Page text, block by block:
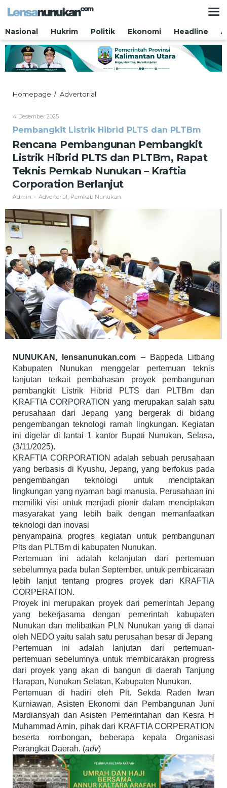
Nasional
Hukrim Politik Ekonomi Headline
Homepage / Advertorial
Hibrid
dan
PLTBm,
Rapat
Teknis
Pemkab
Nunukan
Kraftia
Berlanjut
4 Desember 2025Oleh
Pembangkit Listrik Hibrid PLTS dan PLTBm
Rencana Pembangunan Pembangkit
Listrik Hibrid PLTS dan PLTBm, Rapat
Teknis Pemkab Nunukan – Kraftia
Corporation Berlanjut
Admin - Advertorial Pemkab Nunukan
NUNUKAN, lensanunukan.com – Bappeda Litbang
Kabupaten Nunukan menggelar pertemuan teknis
lanjutan terkait pembahasan proyek pembangunan
pembangkit Listrik Hibrid PLTS dan PLTBm dan
KRAFTIA CORPORATION yang merupakan salah satu
perusahaan dari Jepang yang bergerak di bidang
pengembangan teknologi ramah lingkungan. Kegiatan
ini digelar di lantai 1 kantor Bupati Nunukan, Selasa,
(3/11/2025).
KRAFTIA CORPORATION adalah sebuah perusahaan
yang berbasis di Kyushu, Jepang, yang berfokus pada
pengembangan teknologi untuk menciptakan
lingkungan yang nyaman bagi manusia. Perusahaan ini
memiliki visi untuk menjadi pionir dalam menciptakan
masyarakat yang lebih baik dengan memanfaatkan
teknologi dan inovasi
penyampaina progres kegiatan untuk pembangunan
Plts dan PLTBm di kabupaten Nunukan.
Pertemuan ini adalah kelanjutan dari pertemuan
sebelumnya pada bulan September, untuk pembicaraan
lebih lanjut tentang progres proyek dari KRAFTIA
CORPERATION.
Proyek ini merupakan proyek dari pemerintah Jepang
yang bekerjasama dengan pemerintah kabupaten
Nunukan dan melibatkan PLN Nunukan yang di danai
oleh NEDO yaitu salah satu perusahan besar di Jepang
Pertemuan ini adalah lanjutan dari pertemuan-
pertemuan sebelumnya untuk membicarakan progress
dari proyek yang akan di bangun di daerah Tanjung
Harapan, Nunukan Selatan, Kabupaten Nunukan.
Pertemuan di hadiri oleh Plt. Sekda Raden Iwan
Kurniawan, Asisten Ekonomi dan Pembangunan Juni
Mardiansyah dan Asisten Pemerintahan dan Kesra H
Muhammad Amin, pihak dari KRAFTIA CORPERATION
beserta rombongan, beberapa kepala Organisasi
Perangkat Daerah. (adv)